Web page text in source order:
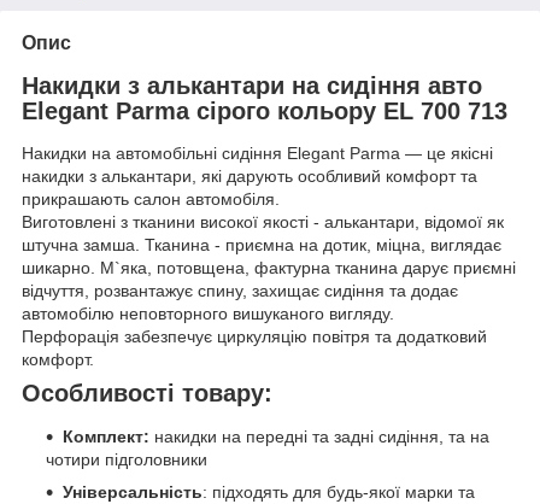
Опис
Накидки з алькантари на сидіння авто
Elegant Parma сірого кольору EL 700 713
Накидки на автомобільні сидіння Elegant Parma — це якісні
накидки з алькантари, які дарують особливий комфорт та
прикрашають салон автомобіля.
Виготовлені з тканини високої якості - алькантари, відомої як
штучна замша. Тканина - приємна на дотик, міцна, виглядає
шикарно. М`яка, потовщена, фактурна тканина дарує приємні
відчуття, розвантажує спину, захищає сидіння та додає
автомобілю неповторного вишуканого вигляду.
Перфорація забезпечує циркуляцію повітря та додатковий
комфорт.
Особливості товару:
Комплект: накидки на передні та задні сидіння, та на
чотири підголовники
Універсальність: підходять для будь-якої марки та